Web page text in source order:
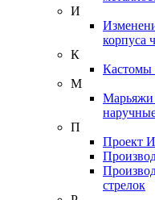
И
корпуса
К
Кастомы
М
Марьяжи
П
Проект
стрелок